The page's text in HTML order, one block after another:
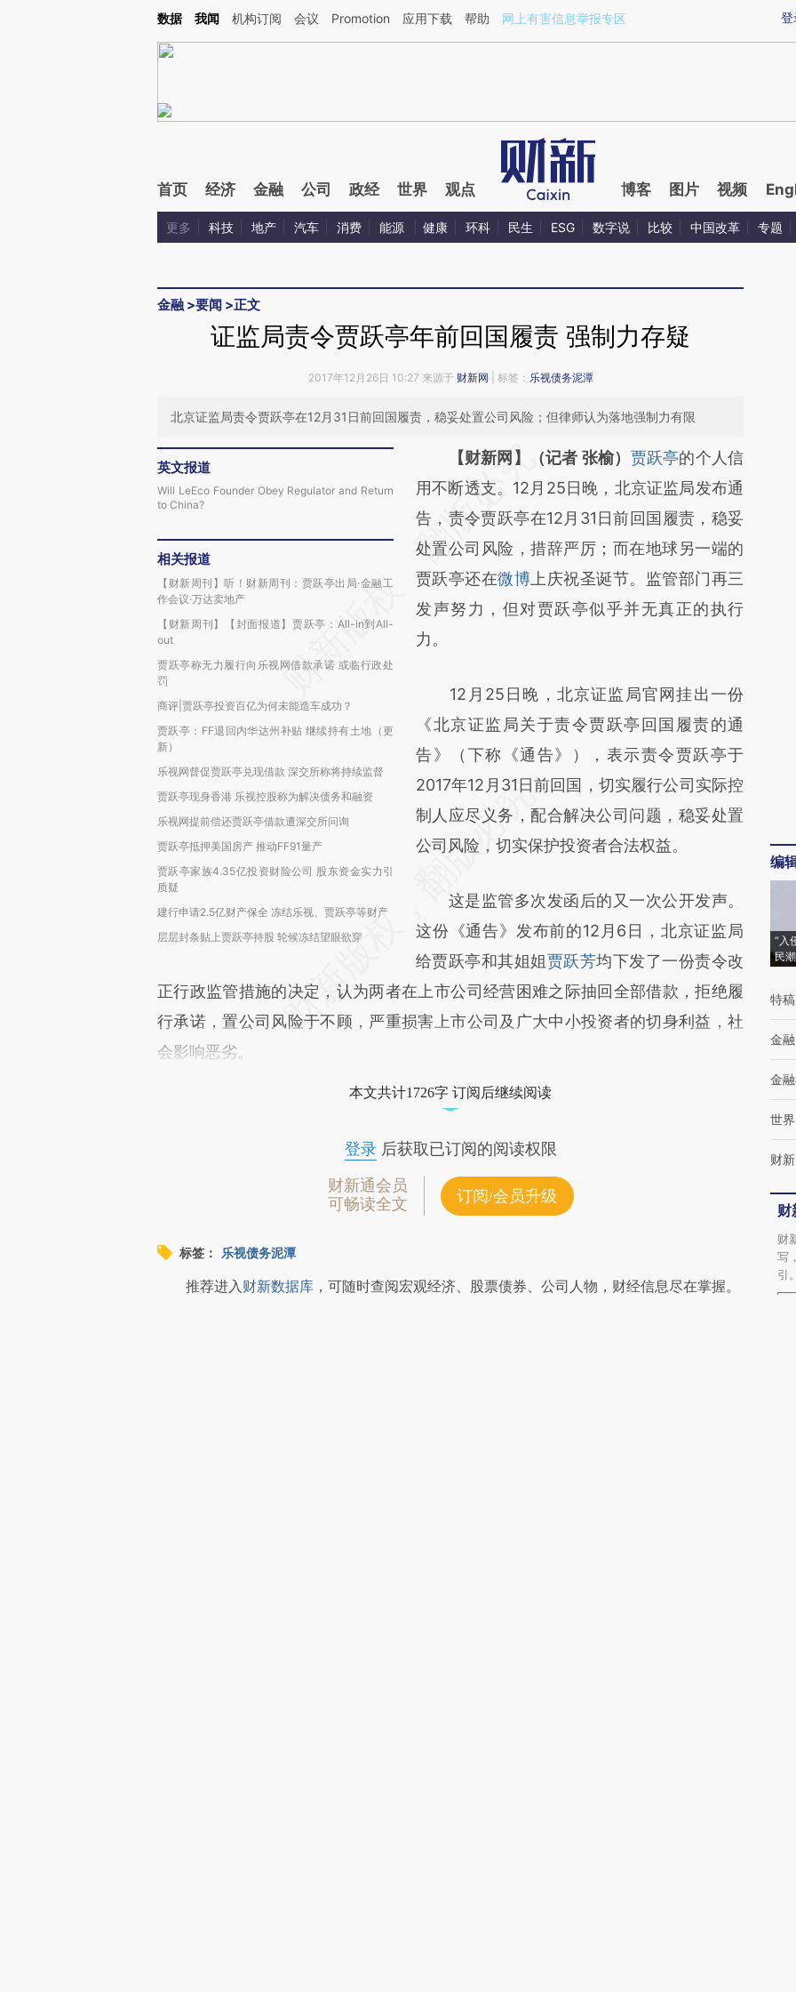
登
数据 我闻 机构订阅 会议 Promotion 应用下载 帮助 网上有害信息举报专区
首页 经济 金融 公司 政经 世界 观点 博客 图片 视频
更多 科技 地产 汽车 消费 能源 健康 环科 民生 ESG 数字说 比较 中国改革 专题
金融 >要闻 >正文
证监局责令贾跃亭年前回国履责 强制力存疑
2017年12月26日 10:27 来源于 财新网 | 标签： 乐视债务泥潭
北京证监局责令贾跃亭在12月31日前回国履责，稳妥处置公司风险；但律师认为落地强制力有限
英文报道
Will LeEco Founder Obey Regulator and Return
to China?
相关报道
【财新周刊】听！财新周刊：贾跃亭出局·金融工
作会议·万达卖地产
【财新周刊】【封面报道】贾跃亭：All-in到All-
out
贾跃亭称无力履行向乐视网借款承诺 或临行政处
罚
商评|贾跃亭投资百亿为何未能造车成功？
贾跃亭：FF退回内华达州补贴 继续持有土地（更
新）
乐视网督促贾跃亭兑现借款 深交所称将持续监督
贾跃亭现身香港 乐视控股称为解决债务和融资
乐视网提前偿还贾跃亭借款遭深交所问询
贾跃亭抵押美国房产 推动FF91量产
贾跃亭家族4.35亿投资财险公司 股东资金实力引
质疑
建行申请2.5亿财产保全 冻结乐视、贾跃亭等财产
层层封条贴上贾跃亭持股 轮候冻结望眼欲穿
【财新网】（记者 张榆） 贾跃亭的个人信
用不断透支。12月25日晚，北京证监局发布通
告，责令贾跃亭在12月31日前回国履责，稳妥
处置公司风险，措辞严厉；而在地球另一端的
贾跃亭还在微博 上庆祝圣诞节。监管部门再三
发声努力，但对贾跃亭似乎并无真正的执行
力。
12月25日晚，北京证监局官网挂出一份
《北京证监局关于责令贾跃亭回国履责的通
告》（下称《通告》），表示责令贾跃亭于
2017年12月31日前回国，切实履行公司实际控
制人应尽义务，配合解决公司问题，稳妥处置
公司风险，切实保护投资者合法权益。
这是监管多次发函后的又一次公开发声。
这份《通告》发布前的12月6日，北京证监局
给贾跃亭和其姐姐贾跃芳均下发了一份责令改
正行政监管措施的决定，认为两者在上市公司经营困难之际抽回全部借款，拒绝履
行承诺，置公司风险于不顾，严重损害上市公司及广大中小投资者的切身利益，社
会影响恶劣。
本文共计1726字 订阅后继续阅读
登录后获取已订阅的阅读权限
财新通会员
可畅读全文
订阅/会员升级
标签： 乐视债务泥潭
推荐进入财新数据库 ，可随时查阅宏观经济、股票债券、公司人物，财经信息尽在掌握。
编
“入
民
特稿
金融
金
世界
财
财
财
写
引